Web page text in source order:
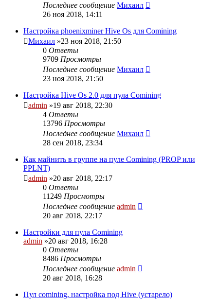
Последнее сообщение Михаил
26 ноя 2018, 14:11
Настройка phoenixminer Hive Os для Comining
Михаил »23 ноя 2018, 21:50
0 Ответы
9709 Просмотры
Последнее сообщение Михаил
23 ноя 2018, 21:50
Настройка Hive Os 2.0 для пула Comining
admin »19 авг 2018, 22:30
4 Ответы
13796 Просмотры
Последнее сообщение Михаил
28 сен 2018, 23:34
Как майнить в группе на пуле Comining (PROP или
PPLNT)
admin »20 авг 2018, 22:17
0 Ответы
11249 Просмотры
Последнее сообщение admin
20 авг 2018, 22:17
Настройки для пула Comining
admin »20 авг 2018, 16:28
0 Ответы
8486 Просмотры
Последнее сообщение admin
20 авг 2018, 16:28
Пул comining, настройка под Hive (устарело)